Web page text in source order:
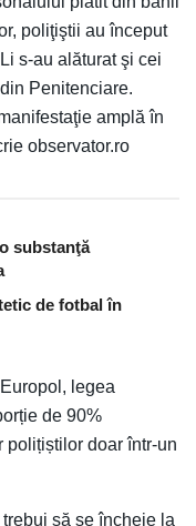
poliţiştii au început
s-au alăturat şi cei
Penitenciare.
amplă în
observator.ro
substanţă
de fotbal în
legea
de 90%
polițiștilor doar într-un
să se încheie la